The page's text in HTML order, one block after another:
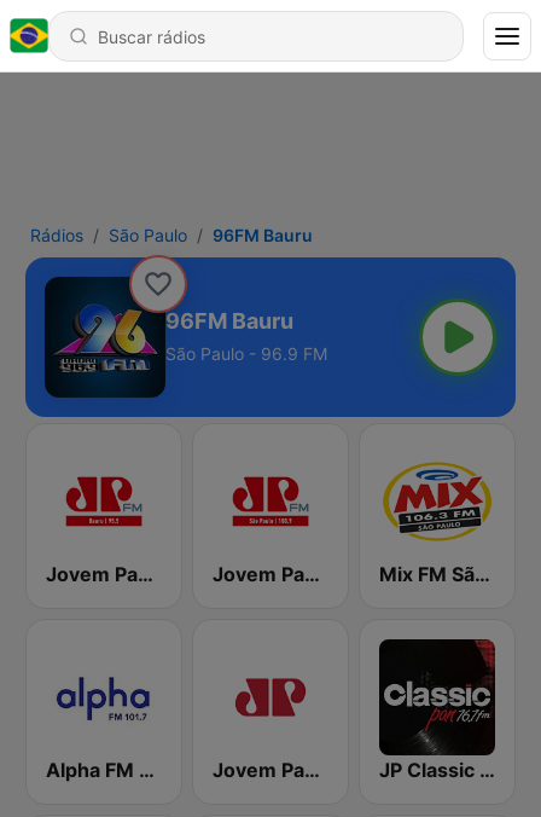
Rádios São Paulo 96FM Bauru
96FM Bauru
São Paulo - 96.9 FM
Jovem Pan Bauru Jovem Pan FM São Paulo Mix FM São Paulo
Alpha FM 101.7 Jovem Pan AM JP Classic Pan